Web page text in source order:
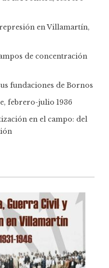
en Villamartín,
de concentración
fundaciones de Bornos
febrero-julio 1936
en el campo: del